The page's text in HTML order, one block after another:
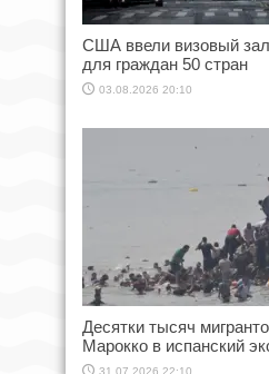
США ввели визовый
для граждан 50 стран
03.08.2026 20:10
Десятки тысяч
Марокко в испанский
31.07.2026 22:10